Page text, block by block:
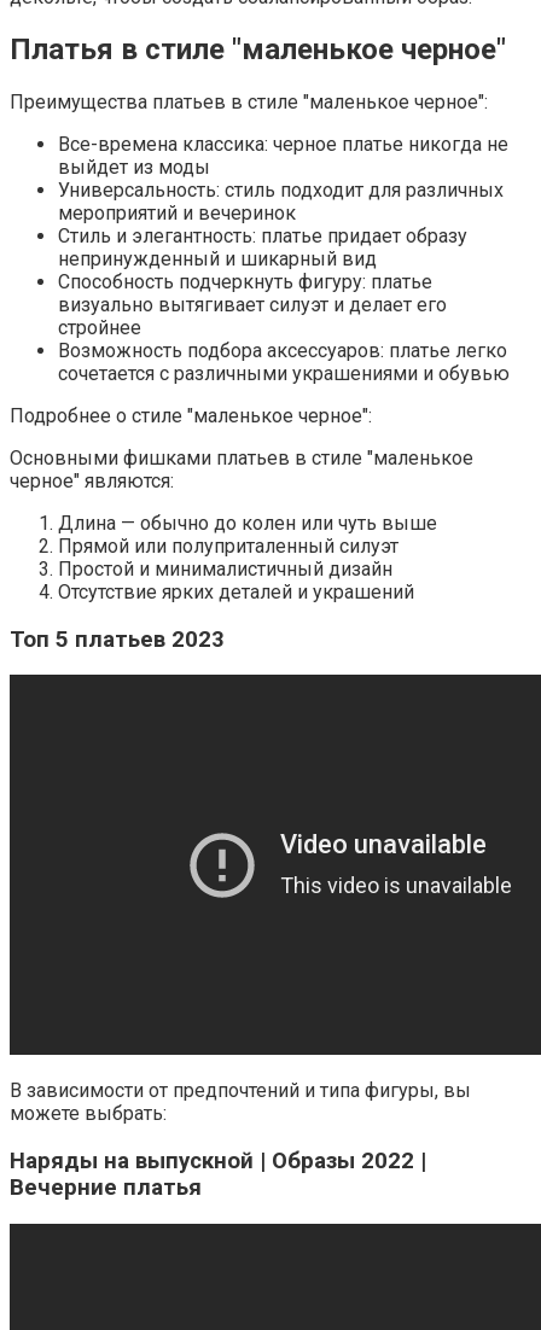
Платья в стиле "маленькое черное"
Преимущества платьев в стиле "маленькое черное":
Все-времена классика: черное платье никогда не
выйдет из моды
Универсальность: стиль подходит для различных
мероприятий и вечеринок
Стиль и элегантность: платье придает образу
непринужденный и шикарный вид
Способность подчеркнуть фигуру: платье
визуально вытягивает силуэт и делает его
стройнее
Возможность подбора аксессуаров: платье легко
сочетается с различными украшениями и обувью
Подробнее о стиле "маленькое черное":
Основными фишками платьев в стиле "маленькое
черное" являются:
Длина — обычно до колен или чуть выше
Прямой или полуприталенный силуэт
Простой и минималистичный дизайн
Отсутствие ярких деталей и украшений
Топ 5 платьев 2023
В зависимости от предпочтений и типа фигуры, вы
можете выбрать:
Наряды на выпускной | Образы 2022 |
Вечерние платья